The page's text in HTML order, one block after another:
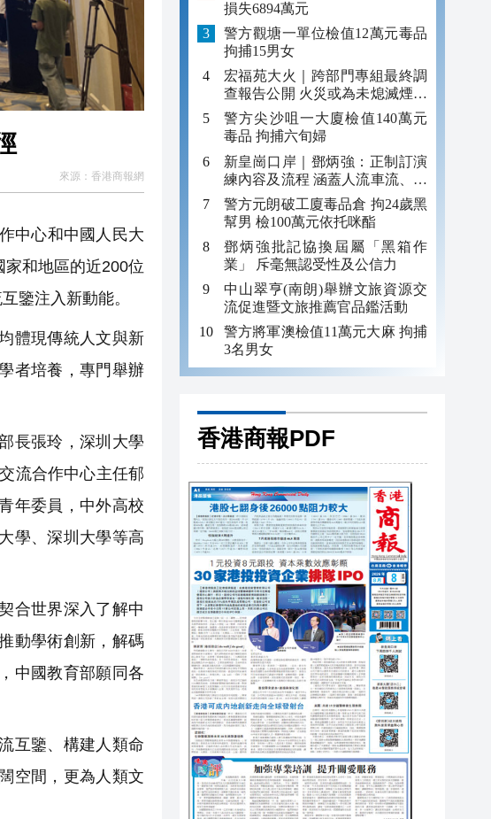
來源： 香港商報網
中心和中國人民大
和地區的近200位
鑒注入新動能。
體現傳統人文與新
者培養，專門舉辦
長張玲，深圳大學
流合作中心主任郁
年委員，中外高校
學、深圳大學等高
合世界深入了解中
動學術創新，解碼
中國教育部願同各
互鑒、構建人類命
空間，更為人類文
損失6894萬元
警方觀塘一單位檢值12萬元毒品
拘捕15男女
宏福苑大火｜跨部門專組最終調
查報告公開 火災或為未熄滅煙頭
引發
警方尖沙咀一大廈檢值140萬元
毒品 拘捕六旬婦
新皇崗口岸｜鄧炳強：正制訂演
練內容及流程 涵蓋人流車流、緊
急應變等
警方元朗破工廈毒品倉 拘24歲黑
幫男 檢100萬元依托咪酯
鄧炳強批記協換屆屬「黑箱作
業」 斥毫無認受性及公信力
中山翠亨(南朗)舉辦文旅資源交
流促進暨文旅推薦官品鑑活動
警方將軍澳檢值11萬元大麻 拘捕
3名男女
香港商報PDF